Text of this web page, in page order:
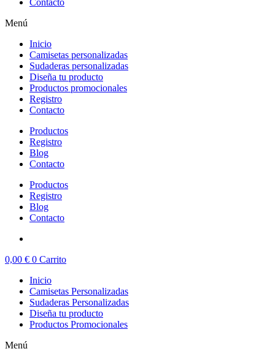
Contacto
Menú
Inicio
Camisetas personalizadas
Sudaderas personalizadas
Diseña tu producto
Productos promocionales
Registro
Contacto
Productos
Registro
Blog
Contacto
Productos
Registro
Blog
Contacto
0,00 € 0 Carrito
Inicio
Camisetas Personalizadas
Sudaderas Personalizadas
Diseña tu producto
Productos Promocionales
Menú